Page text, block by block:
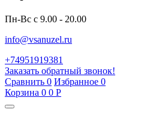
Пн-Вс с 9.00 - 20.00
info@vsanuzel.ru
+74951919381
Заказать обратный звонок!
Сравнить 0 Избранное 0
Корзина 0 0 Р